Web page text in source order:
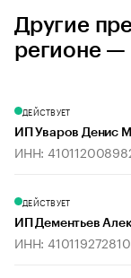
Другие
регионе —
ДЕЙСТВУЕТ
ИП Уваров Денис
ИНН:
ДЕЙСТВУЕТ
ИП Дементьев
ИНН: 410119272810